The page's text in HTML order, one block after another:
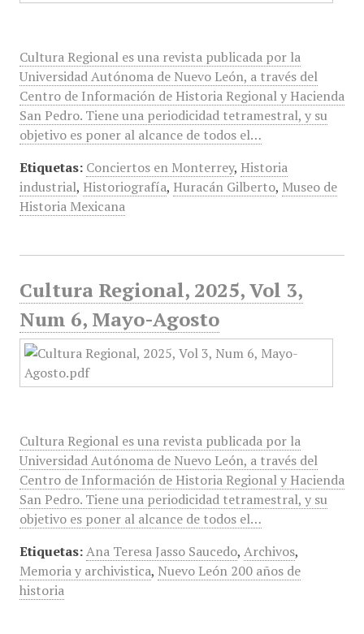
Cultura Regional es una revista publicada por la
Universidad Autónoma de Nuevo León, a través del
Centro de Información de Historia Regional y Hacienda
San Pedro. Tiene una periodicidad tetramestral, y su
objetivo es poner al alcance de todos el…
Etiquetas: Conciertos en Monterrey, Historia
industrial, Historiografía, Huracán Gilberto, Museo de
Historia Mexicana
Cultura Regional, 2025, Vol 3,
Num 6, Mayo-Agosto
Cultura Regional es una revista publicada por la
Universidad Autónoma de Nuevo León, a través del
Centro de Información de Historia Regional y Hacienda
San Pedro. Tiene una periodicidad tetramestral, y su
objetivo es poner al alcance de todos el…
Etiquetas: Ana Teresa Jasso Saucedo, Archivos,
Memoria y archivistica, Nuevo León 200 años de
historia